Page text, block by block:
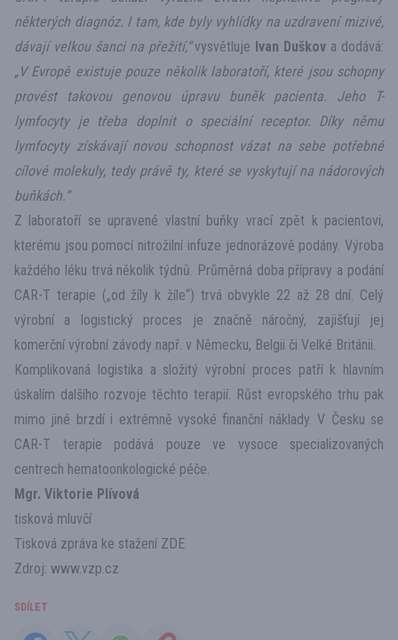
některých diagnóz. I tam, kde byly vyhlídky na uzdravení mizivé,
dávají velkou šanci na přežití,“vysvětluje Ivan Duškov a dodává:
„V Evropě existuje pouze několik laboratoří, které jsou schopny
provést takovou genovou úpravu buněk pacienta. Jeho T-
lymfocyty je třeba doplnit o speciální receptor. Díky němu
lymfocyty získávají novou schopnost vázat na sebe potřebné
cílové molekuly, tedy právě ty, které se vyskytují na nádorových
buňkách.“
Z laboratoří se upravené vlastní buňky vrací zpět k pacientovi,
kterému jsou pomocí nitrožilní infuze jednorázově podány. Výroba
každého léku trvá několik týdnů. Průměrná doba přípravy a podání
CAR-T terapie („od žíly k žíle“) trvá obvykle 22 až 28 dní. Celý
výrobní a logistický proces je značně náročný, zajišťují jej
komerční výrobní závody např. v Německu, Belgii či Velké Británii.
Komplikovaná logistika a složitý výrobní proces patří k hlavním
úskalím dalšího rozvoje těchto terapií. Růst evropského trhu pak
mimo jiné brzdí i extrémně vysoké finanční náklady. V Česku se
CAR-T terapie podává pouze ve vysoce specializovaných
centrech hematoonkologické péče.
Mgr. Viktorie Plívová
tisková mluvčí
Tisková zpráva ke stažení ZDE
Zdroj: www.vzp.cz
SDÍLET